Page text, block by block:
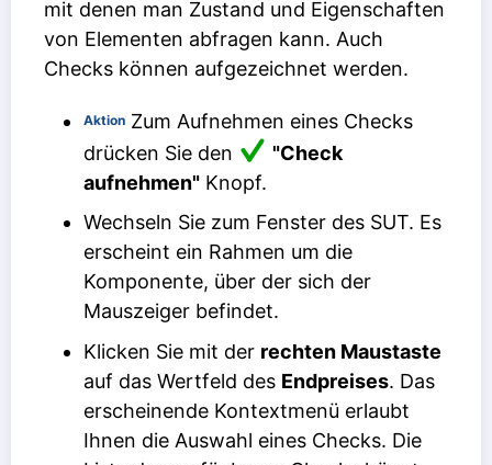
mit denen man Zustand und Eigenschaften
von Elementen abfragen kann. Auch
Checks können aufgezeichnet werden.
Aktion Zum Aufnehmen eines Checks
drücken Sie den
"Check
aufnehmen" Knopf.
Wechseln Sie zum Fenster des SUT. Es
erscheint ein Rahmen um die
Komponente, über der sich der
Mauszeiger befindet.
Klicken Sie mit der rechten Maustaste
auf das Wertfeld des Endpreises. Das
erscheinende Kontextmenü erlaubt
Ihnen die Auswahl eines Checks. Die